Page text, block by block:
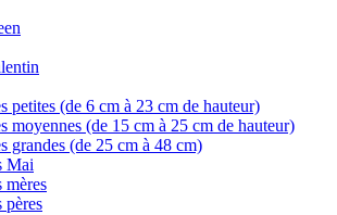
petites (de 6 cm à 23 cm de hauteur)
moyennes (de 15 cm à 25 cm de hauteur)
grandes (de 25 cm à 48 cm)
Mai
mères
pères